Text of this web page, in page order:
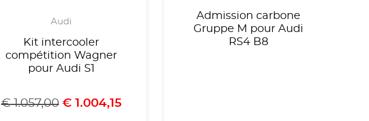
Audi
Kit intercooler
compétition Wagner
pour Audi S1
€1.057,00 €1.004,15
Admission carbone
Gruppe M pour Audi
RS4 B8